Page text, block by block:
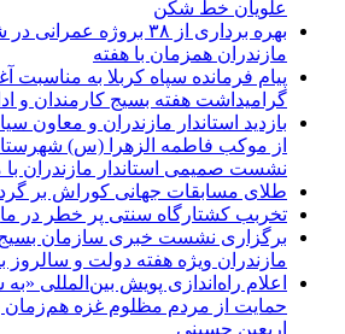
علویان خط شکن
بهره برداری از ۳۸
مازندران همزمان با هفته
پیام فرمانده سپاه کربلا به مناسبت
گرامیداشت هفته بسیج کارمندان و
بازدید استاندار مازندران و معاون
از موکب فاطمه الزهرا (س)
نشست صمیمی استاندار مازندران با
طلای مسابقات جهانی کوراش بر
تخربب کشتارگاه سنتی پر خطر در
برگزاری نشست خبری سازمان بسیج
مازندران ویژه هفته دولت و سالروز
اعلام راه‌اندازی پویش بین‌المللی
حمایت از مردم مظلوم غزه هم‌زمان
اربعین حسینی